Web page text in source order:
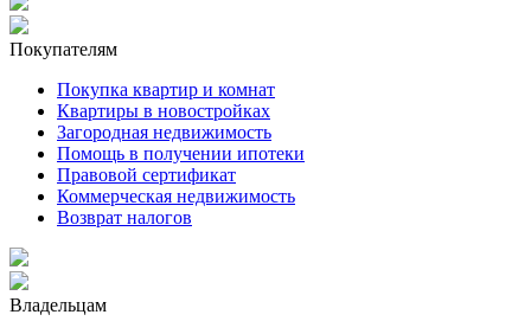
Покупателям
Покупка квартир и комнат
Квартиры в новостройках
Загородная недвижимость
Помощь в получении ипотеки
Правовой сертификат
Коммерческая недвижимость
Возврат налогов
Владельцам